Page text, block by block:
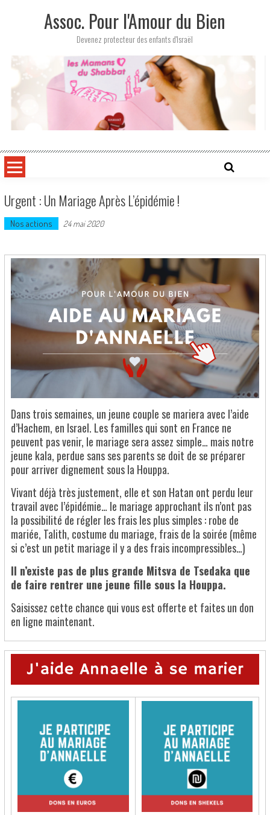
Assoc. Pour l'Amour du Bien
Devenez protecteur des enfants d'Israël
Urgent : Un Mariage Après L’épidémie !
Nos actions 24 mai 2020
Dans trois semaines, un jeune couple se mariera avec l’aide
d’Hachem, en Israel. Les familles qui sont en France ne
peuvent pas venir, le mariage sera assez simple… mais notre
jeune kala, perdue sans ses parents se doit de se préparer
pour arriver dignement sous la Houppa.
Vivant déjà très justement, elle et son Hatan ont perdu leur
travail avec l’épidémie… le mariage approchant ils n’ont pas
la possibilité de régler les frais les plus simples : robe de
mariée, Talith, costume du mariage, frais de la soirée (même
si c’est un petit mariage il y a des frais incompressibles…)
Il n’existe pas de plus grande Mitsva de Tsedaka que
de faire rentrer une jeune fille sous la Houppa.
Saisissez cette chance qui vous est offerte et faites un don
en ligne maintenant.